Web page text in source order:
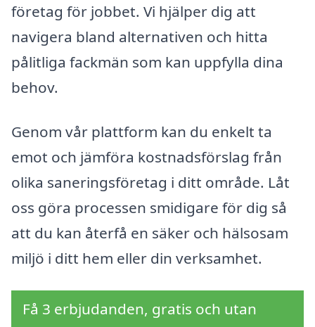
företag för jobbet. Vi hjälper dig att
navigera bland alternativen och hitta
pålitliga fackmän som kan uppfylla dina
behov.
Genom vår plattform kan du enkelt ta
emot och jämföra kostnadsförslag från
olika saneringsföretag i ditt område. Låt
oss göra processen smidigare för dig så
att du kan återfå en säker och hälsosam
miljö i ditt hem eller din verksamhet.
Få 3 erbjudanden, gratis och utan